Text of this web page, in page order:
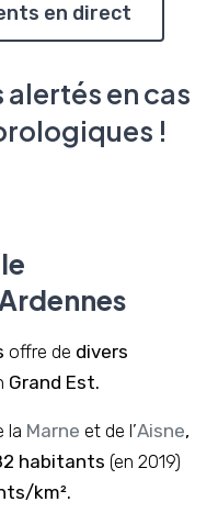
en direct
en cas
!
offre de divers
Grand Est.
la Marne et de l’Aisne,
habitants (en 2019)
km².